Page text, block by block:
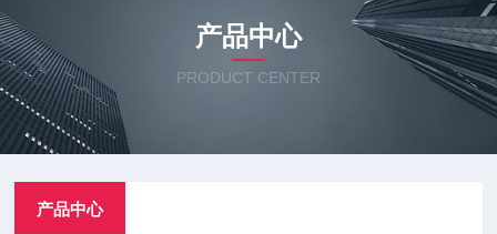
产品中心
PRODUCT CENTER
产品中心